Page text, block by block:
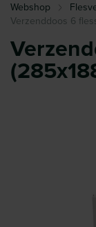
Webshop
Verzenddoos 6